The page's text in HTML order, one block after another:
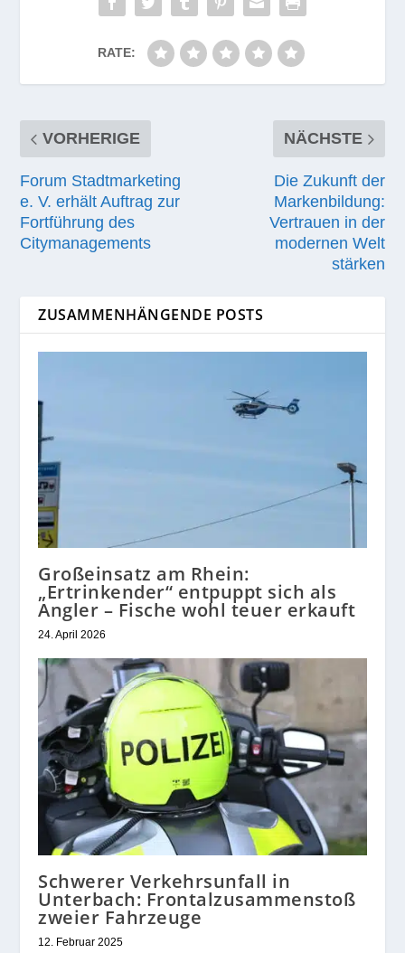
RATE:
VORHERIGE
Forum Stadtmarketing
e. V. erhält Auftrag zur
Fortführung des
Citymanagements
NÄCHSTE
Die Zukunft der
Markenbildung:
Vertrauen in der
modernen Welt
stärken
ZUSAMMENHÄNGENDE POSTS
Großeinsatz am Rhein:
„Ertrinkender“ entpuppt sich als
Angler – Fische wohl teuer erkauft
24. April 2026
Schwerer Verkehrsunfall in
Unterbach: Frontalzusammenstoß
zweier Fahrzeuge
12. Februar 2025